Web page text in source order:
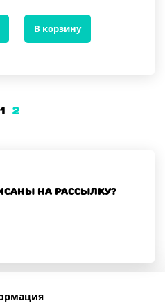
В корзину
1 2
на рассылку?